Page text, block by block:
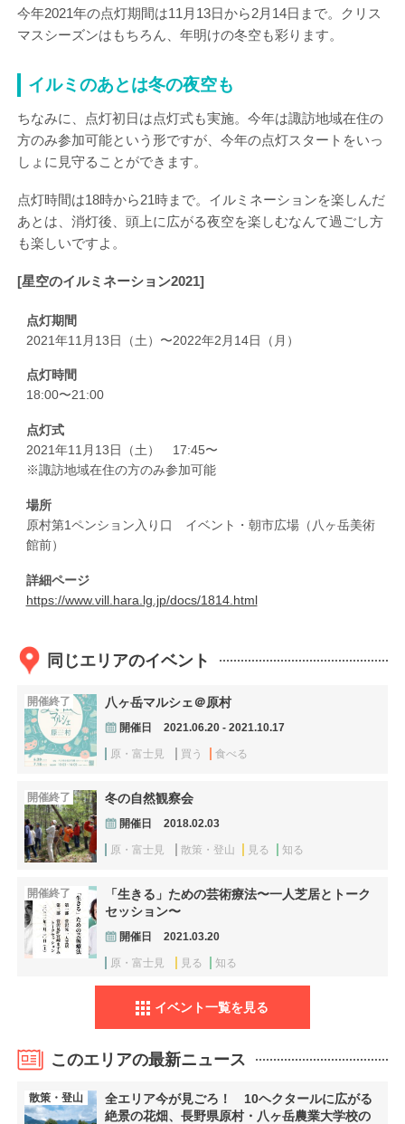
今年2021年の点灯期間は11月13日から2月14日まで。クリス
マスシーズンはもちろん、年明けの冬空も彩ります。
イルミのあとは冬の夜空も
ちなみに、点灯初日は点灯式も実施。今年は諏訪地域在住の
方のみ参加可能という形ですが、今年の点灯スタートをいっ
しょに見守ることができます。
点灯時間は18時から21時まで。イルミネーションを楽しんだ
あとは、消灯後、頭上に広がる夜空を楽しむなんて過ごし方
も楽しいですよ。
[星空のイルミネーション2021]
点灯期間
2021年11月13日（土）〜2022年2月14日（月）
点灯時間
18:00〜21:00
点灯式
2021年11月13日（土） 17:45〜
※諏訪地域在住の方のみ参加可能
場所
原村第1ペンション入り口 イベント・朝市広場（八ヶ岳美術
館前）
詳細ページ
https://www.vill.hara.lg.jp/docs/1814.html
同じエリアのイベント
開催終了 八ヶ岳マルシェ＠原村
開催日 2021.06.20 - 2021.10.17
原・富士見 買う 食べる
開催終了 冬の自然観察会
開催日 2018.02.03
原・富士見 散策・登山 見る 知る
開催終了
「生きる」ための芸術療法〜一人芝居とトーク
セッション〜
開催日 2021.03.20
原・富士見 見る 知る
イベント一覧を見る
このエリアの最新ニュース
散策・登山
全エリア今が見ごろ！ 10ヘクタールに広がる
絶景の花畑、長野県原村・八ヶ岳農業大学校の